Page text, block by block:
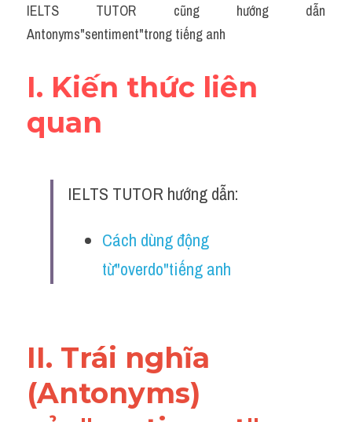
Grammar
Word form
Cách dùng từ
Đề thi thật Task 2
IELTS TUTOR cũng hướng dẫn
Antonyms"sentiment"trong tiếng anh
I. Kiến thức liên
quan
IELTS TUTOR hướng dẫn:
Cách dùng động
từ"overdo"tiếng anh
II. Trái nghĩa
(Antonyms)